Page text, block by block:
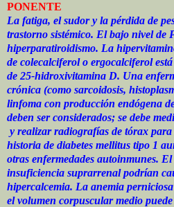
PONENTE
La fatiga, el sudor y la pérdida de
trastorno sistémico. El bajo nivel de
hiperparatiroidismo. La
de colecalciferol o ergocalciferol
de 25-hidroxivitamina D. Una
crónica (como sarcoidosis,
linfoma con producción endógena
deben ser considerados; se debe
y realizar radiografías de tórax
historia de diabetes mellitus tipo 1
otras enfermedades autoinmunes.
insuficiencia suprarrenal podrían
hipercalcemia. La anemia
el volumen corpuscular medio